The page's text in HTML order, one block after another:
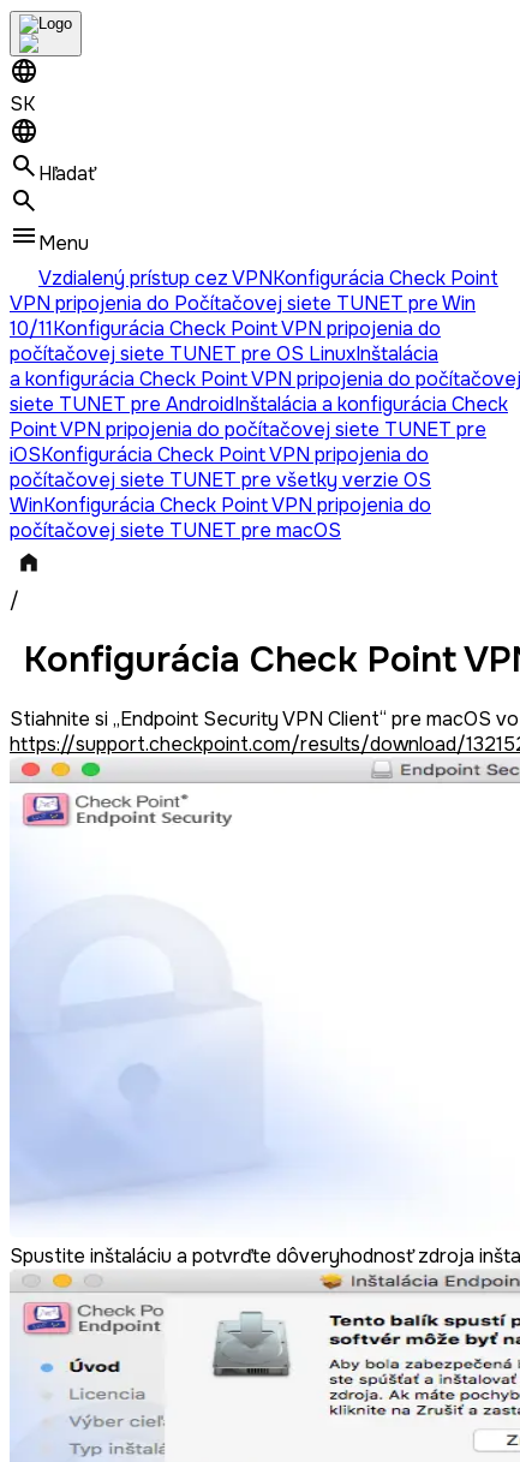
SK
Hľadať
Menu
Vzdialený prístup cez VPNKonfigurácia Check Point
VPN pripojenia do Počítačovej siete TUNET pre Win
10/11Konfigurácia Check Point VPN pripojenia do
počítačovej siete TUNET pre OS LinuxInštalácia
a konfigurácia Check Point VPN pripojenia do počítačovej
siete TUNET pre AndroidInštalácia a konfigurácia Check
Point VPN pripojenia do počítačovej siete TUNET pre
iOSKonfigurácia Check Point VPN pripojenia do
počítačovej siete TUNET pre všetky verzie OS
WinKonfigurácia Check Point VPN pripojenia do
počítačovej siete TUNET pre macOS
/
Konfigurácia Check Point
Stiahnite si „Endpoint Security VPN Client“ pre macOS
https://support.checkpoint.com/results/download/
Spustite inštaláciu a potvrďte dôveryhodnosť zdroja